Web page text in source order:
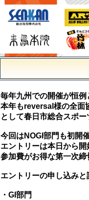
毎年九州での開催が恒
本年もreversal様の全
として春日市総合スポ
今回はNOGI部門も初開
エントリーは本日から開
参加費がお得な第一次締
エントリーの申し込みと
・GI部門